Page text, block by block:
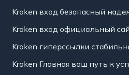
Kraken вход безопасный
Kraken вход официальный
Kraken гиперссылки
Kraken Главная ваш путь к